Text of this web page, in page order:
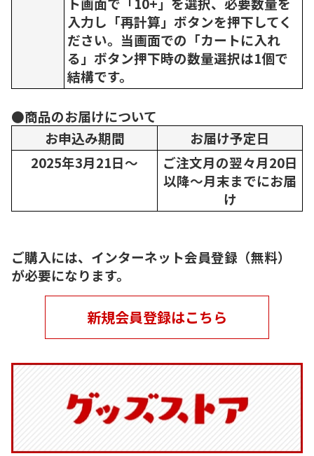
入力し「再計算」ボタンを押下してく
ださい。当画面での「カートに入れ
る」ボタン押下時の数量選択は1個で
結構です。
●商品のお届けについて
お申込み期間
お届け予定日
2025年3月21日～
ご注文月の翌々月20日
以降～月末までにお届
け
ご購入には、インターネット会員登録（無料）
が必要になります。
新規会員登録はこちら